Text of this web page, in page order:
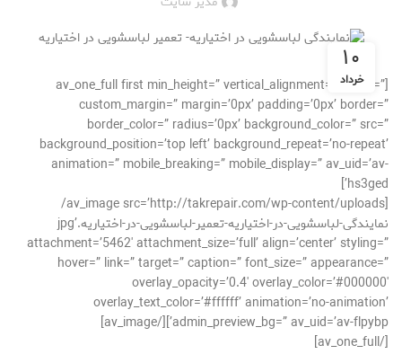
۱۰
خرداد
[av_one_full first min_height=” vertical_alignment=” space=”
custom_margin=” margin=’0px’ padding=’0px’ border=”
border_color=” radius=’0px’ background_color=” src=”
background_position=’top left’ background_repeat=’no-repeat’
animation=” mobile_breaking=” mobile_display=” av_uid=’av-
hs3ged’]
[av_image src=’http://takrepair.com/wp-content/uploads/
نمایندگی-لباسشویی-در-اختیاریه-تعمیر-لباسشویی-در-اختیاریه.jpg’
attachment=’5462′ attachment_size=’full’ align=’center’ styling=”
hover=” link=” target=” caption=” font_size=” appearance=”
overlay_opacity=’0.4′ overlay_color=’#000000′
overlay_text_color=’#ffffff’ animation=’no-animation’
admin_preview_bg=” av_uid=’av-flpybp’][/av_image]
[/av_one_full]